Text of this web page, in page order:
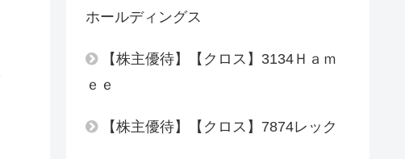
ホールディングス
【株主優待】【クロス】3134Ｈａｍ
ｅｅ
【株主優待】【クロス】7874レック